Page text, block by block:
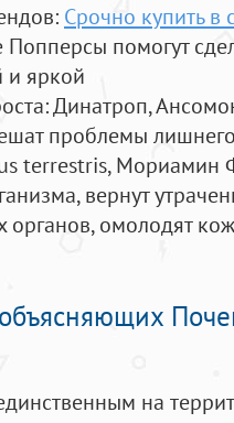
Срочно купить в
Попперсы помогут
яркой
: Динатроп,
проблемы
terrestris, Мориамин
вернут
органов, омолодят
на